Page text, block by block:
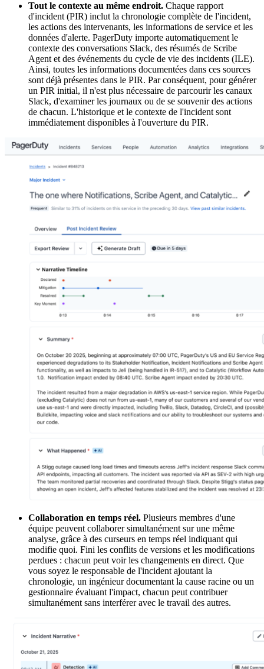
Tout le contexte au même endroit. Chaque rapport
d'incident (PIR) inclut la chronologie complète de l'incident,
les actions des intervenants, les informations de service et les
données d'alerte. PagerDuty importe automatiquement le
contexte des conversations Slack, des résumés de Scribe
Agent et des événements du cycle de vie des incidents (ILE).
Ainsi, toutes les informations documentées dans ces sources
sont déjà présentes dans le PIR. Par conséquent, pour générer
un PIR initial, il n'est plus nécessaire de parcourir les canaux
Slack, d'examiner les journaux ou de se souvenir des actions
de chacun. L'historique et le contexte de l'incident sont
immédiatement disponibles à l'ouverture du PIR.
Collaboration en temps réel. Plusieurs membres d'une
équipe peuvent collaborer simultanément sur une même
analyse, grâce à des curseurs en temps réel indiquant qui
modifie quoi. Fini les conflits de versions et les modifications
perdues : chacun peut voir les changements en direct. Que
vous soyez le responsable de l'incident ajoutant la
chronologie, un ingénieur documentant la cause racine ou un
gestionnaire évaluant l'impact, chacun peut contribuer
simultanément sans interférer avec le travail des autres.